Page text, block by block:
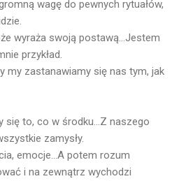
wagę do pewnych rytuałów,
wyraża swoją postawą...Jestem
przykład.
my zastanawiamy się nas tym, jak
się to, co w środku...Z naszego
zamysły.
emocje...A potem rozum
i na zewnątrz wychodzi